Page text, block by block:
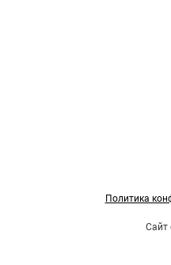
Политика
Сайт